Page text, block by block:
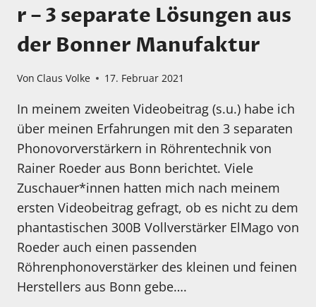
r – 3 separate Lösungen aus
der Bonner Manufaktur
Von Claus Volke 17. Februar 2021
In meinem zweiten Videobeitrag (s.u.) habe ich
über meinen Erfahrungen mit den 3 separaten
Phonovorverstärkern in Röhrentechnik von
Rainer Roeder aus Bonn berichtet. Viele
Zuschauer*innen hatten mich nach meinem
ersten Videobeitrag gefragt, ob es nicht zu dem
phantastischen 300B Vollverstärker ElMago von
Roeder auch einen passenden
Röhrenphonoverstärker des kleinen und feinen
Herstellers aus Bonn gebe….